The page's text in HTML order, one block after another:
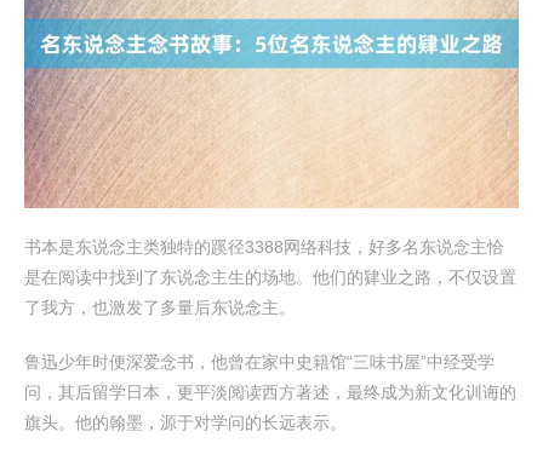
书本是东说念主类独特的蹊径3388网络科技，好多名东说念主恰
是在阅读中找到了东说念主生的场地。他们的肄业之路，不仅设置
了我方，也激发了多量后东说念主。
鲁迅少年时便深爱念书，他曾在家中史籍馆“三味书屋”中经受学
问，其后留学日本，更平淡阅读西方著述，最终成为新文化训诲的
旗头。他的翰墨，源于对学问的长远表示。